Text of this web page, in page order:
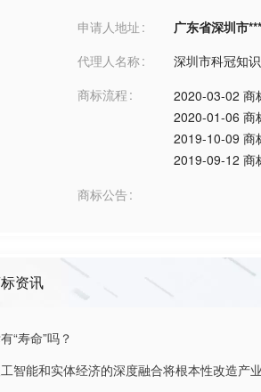
申请人地址
广东省深圳市
代理人名称
深圳市科冠知
商标流程
2020-03-02 商
2020-01-06 商
2019-10-09 商
2019-09-12 商
商标公告
资讯
“寿命”吗？
智能和实体经济的深度融合将根本性改造产业